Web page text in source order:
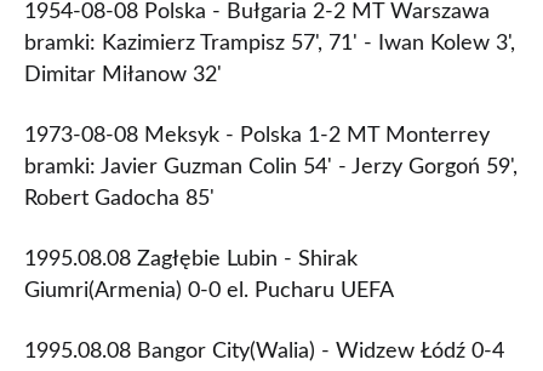
1954-08-08 Polska - Bułgaria 2-2 MT Warszawa
bramki: Kazimierz Trampisz 57', 71' - Iwan Kolew 3',
Dimitar Miłanow 32'
1973-08-08 Meksyk - Polska 1-2 MT Monterrey
bramki: Javier Guzman Colin 54' - Jerzy Gorgoń 59',
Robert Gadocha 85'
1995.08.08 Zagłębie Lubin - Shirak
Giumri(Armenia) 0-0 el. Pucharu UEFA
1995.08.08 Bangor City(Walia) - Widzew Łódź 0-4